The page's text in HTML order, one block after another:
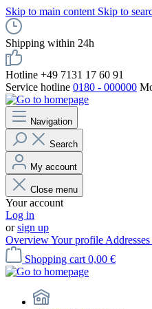
Skip to main content Skip to
Shipping within 24h
Hotline +49 7131 17 60 91
Service hotline 0180 - 000000
Navigation
Search
My account
Close menu
Your account
Log in
orsign up
OverviewYour profile Addresses
Shopping cart 0,00 €